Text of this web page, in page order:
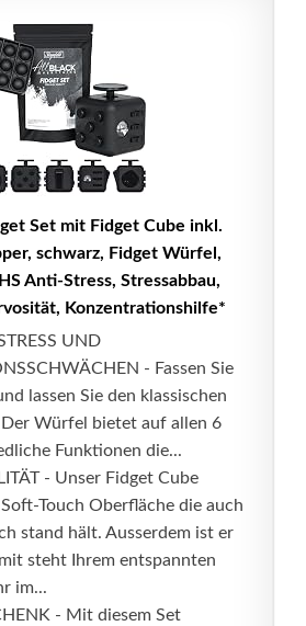
Set mit Fidget Cube inkl.
schwarz, Fidget Würfel,
Anti-Stress, Stressabbau,
Konzentrationshilfe*
UND
- Fassen Sie
lassen Sie den klassischen
Würfel bietet auf allen 6
Funktionen die...
- Unser Fidget Cube
Touch Oberfläche die auch
stand hält. Ausserdem ist er
steht Ihrem entspannten
im...
- Mit diesem Set